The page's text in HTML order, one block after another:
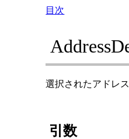
目次
選択されたアドレ
引数